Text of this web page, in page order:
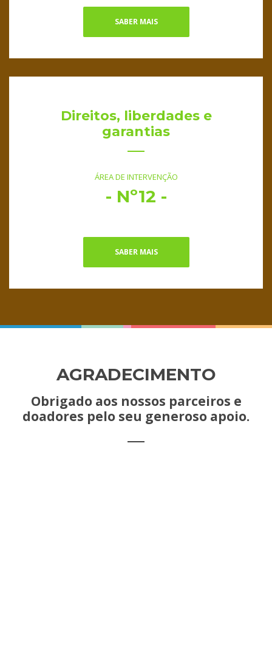
SABER MAIS
Direitos, liberdades e
garantias
ÁREA DE INTERVENÇÃO
- Nº12 -
SABER MAIS
AGRADECIMENTO
Obrigado aos nossos parceiros e
doadores pelo seu generoso apoio.